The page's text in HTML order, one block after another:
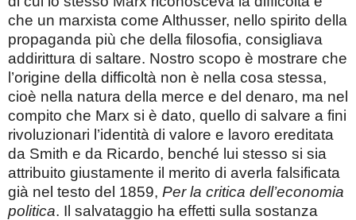
che un marxista come Althusser, nello spirito della
propaganda più che della filosofia, consigliava
addirittura di saltare. Nostro scopo è mostrare che
l’origine della difficoltà non è nella cosa stessa,
cioè nella natura della merce e del denaro, ma nel
compito che Marx si è dato, quello di salvare a fini
rivoluzionari l’identità di valore e lavoro ereditata
da Smith e da Ricardo, benché lui stesso si sia
attribuito giustamente il merito di averla falsificata
già nel testo del 1859, Per la critica dell’economia
politica. Il salvataggio ha effetti sulla sostanza